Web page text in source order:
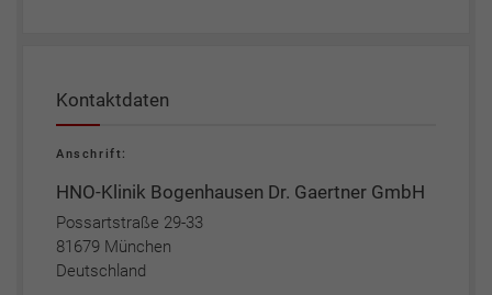
Kontaktdaten
Anschrift:
HNO-Klinik Bogenhausen Dr. Gaertner GmbH
Possartstraße 29-33
81679 München
Deutschland